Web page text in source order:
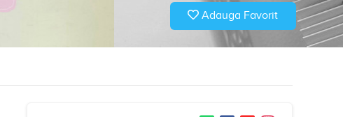
Adauga Favorit